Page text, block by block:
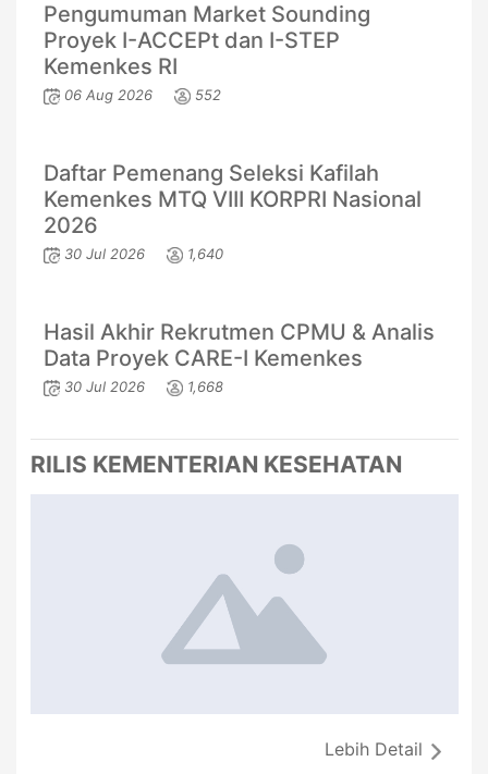
Pengumuman Market Sounding
Proyek I-ACCEPt dan I-STEP
Kemenkes RI
06 Aug 2026 552
Daftar Pemenang Seleksi Kafilah
Kemenkes MTQ VIII KORPRI Nasional
2026
30 Jul 2026 1,640
Hasil Akhir Rekrutmen CPMU & Analis
Data Proyek CARE-I Kemenkes
30 Jul 2026 1,668
RILIS KEMENTERIAN KESEHATAN
Lebih Detail